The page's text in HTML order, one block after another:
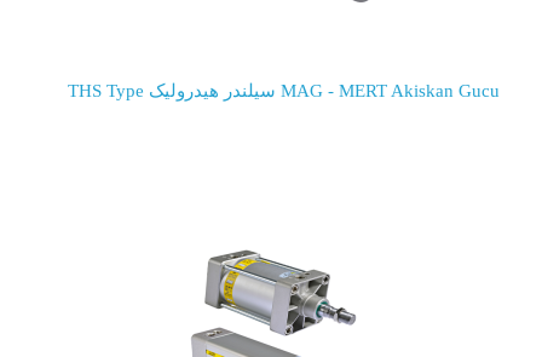
MAG - MERT Akiskan Gucu سیلندر هیدرولیک THS Type